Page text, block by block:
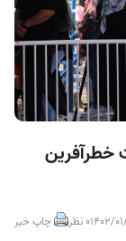
خطرآفرین
1402/0 نظر چاپ خبر